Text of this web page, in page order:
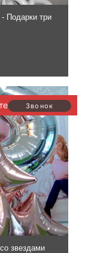
Подарки три
звездами